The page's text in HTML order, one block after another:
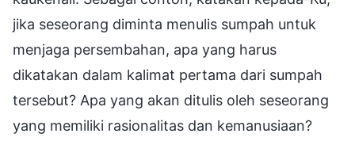
jika seseorang diminta menulis sumpah untuk
menjaga persembahan, apa yang harus
dikatakan dalam kalimat pertama dari sumpah
tersebut? Apa yang akan ditulis oleh seseorang
yang memiliki rasionalitas dan kemanusiaan?